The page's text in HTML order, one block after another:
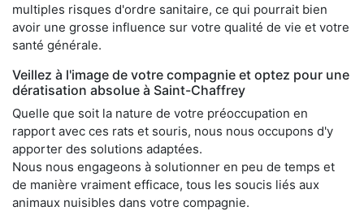
multiples risques d'ordre sanitaire, ce qui pourrait bien
avoir une grosse influence sur votre qualité de vie et votre
santé générale.
Veillez à l'image de votre compagnie et optez pour une
dératisation absolue à Saint-Chaffrey
Quelle que soit la nature de votre préoccupation en
rapport avec ces rats et souris, nous nous occupons d'y
apporter des solutions adaptées.
Nous nous engageons à solutionner en peu de temps et
de manière vraiment efficace, tous les soucis liés aux
animaux nuisibles dans votre compagnie.